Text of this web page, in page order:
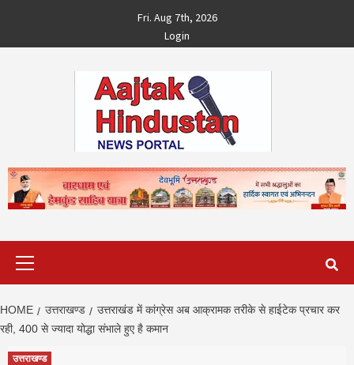
content
Fri. Aug 7th, 2026
Login
HOME उत्तराखण्ड
उत्तराखंड में कांग्रेस अब आक्रामक तरीके से हाईटेक प्रचार कर
रही, 400 से ज्यादा योद्धा संभाले हुए है कमान
उत्तराखण्ड